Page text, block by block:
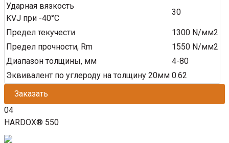
Ударная вязкость
KVJ при -40°C
30
Предел текучести
1300 N/мм2
Предел прочности, Rm
1550 N/мм2
Диапазон толщины, мм
4-80
Эквивалент по углероду на толщину 20мм 0.62
Заказать
04
HARDOX® 550